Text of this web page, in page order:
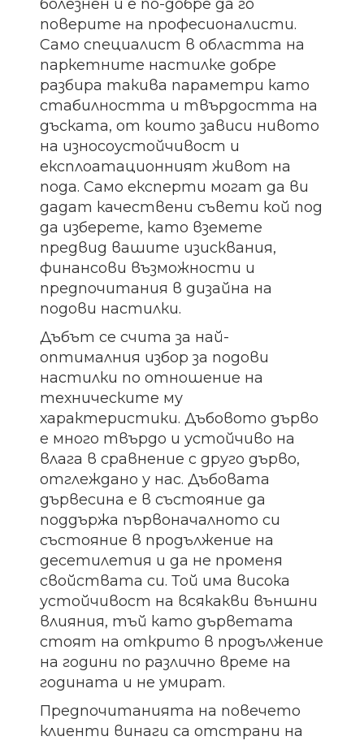
болезнен и е по-добре да го
поверите на професионалисти.
Само специалист в областта на
паркетните настилке добре
разбира такива параметри като
стабилността и твърдостта на
дъската, от които зависи нивото
на износоустойчивост и
експлоатационният живот на
пода. Само експерти могат да ви
дадат качествени съвети кой под
да изберете, като вземете
предвид вашите изисквания,
финансови възможности и
предпочитания в дизайна на
подови настилки.
Дъбът се счита за най-
оптималния избор за подови
настилки по отношение на
техническите му
характеристики. Дъбовото дърво
е много твърдо и устойчиво на
влага в сравнение с друго дърво,
отглеждано у нас. Дъбовата
дървесина е в състояние да
поддържа първоначалното си
състояние в продължение на
десетилетия и да не променя
свойствата си. Той има висока
устойчивост на всякакви външни
влияния, тъй като дърветата
стоят на открито в продължение
на години по различно време на
годината и не умират.
Предпочитанията на повечето
клиенти винаги са отстрани на